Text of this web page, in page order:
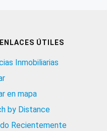
ÚTILES
Inmobiliarias
en mapa
by Distance
Recientemente